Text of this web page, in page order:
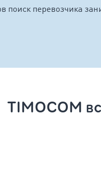
поиск перевозчика
TIMOCOM